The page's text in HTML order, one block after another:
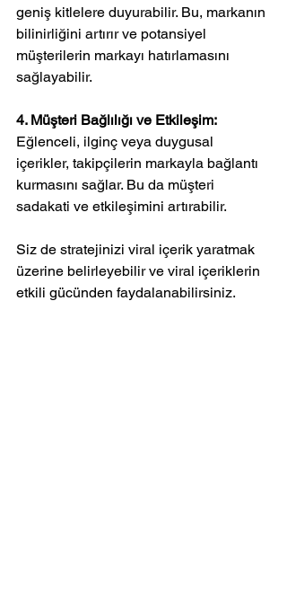
geniş kitlelere duyurabilir. Bu, markanın
bilinirliğini artırır ve potansiyel
müşterilerin markayı hatırlamasını
sağlayabilir.
4. Müşteri Bağlılığı ve Etkileşim:
Eğlenceli, ilginç veya duygusal
içerikler, takipçilerin markayla bağlantı
kurmasını sağlar. Bu da müşteri
sadakati ve etkileşimini artırabilir.
Siz de stratejinizi viral içerik yaratmak
üzerine belirleyebilir ve viral içeriklerin
etkili gücünden faydalanabilirsiniz.